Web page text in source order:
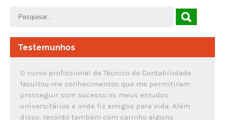
Testemunhos
O curso profissional de Técnico de Contabilidade
facultou-me conhecimentos que me permitiram
prosseguir com sucesso os meus estudos
universitários e onde fiz amigos para vida. Além
disso, recordo também com carinho alguns